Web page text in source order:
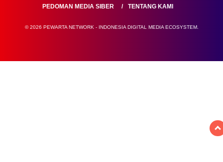
PEDOMAN MEDIA SIBER
TENTANG KAMI
© 2026 PEWARTA NETWORK - INDONESIA DIGITAL MEDIA ECOSYSTEM.